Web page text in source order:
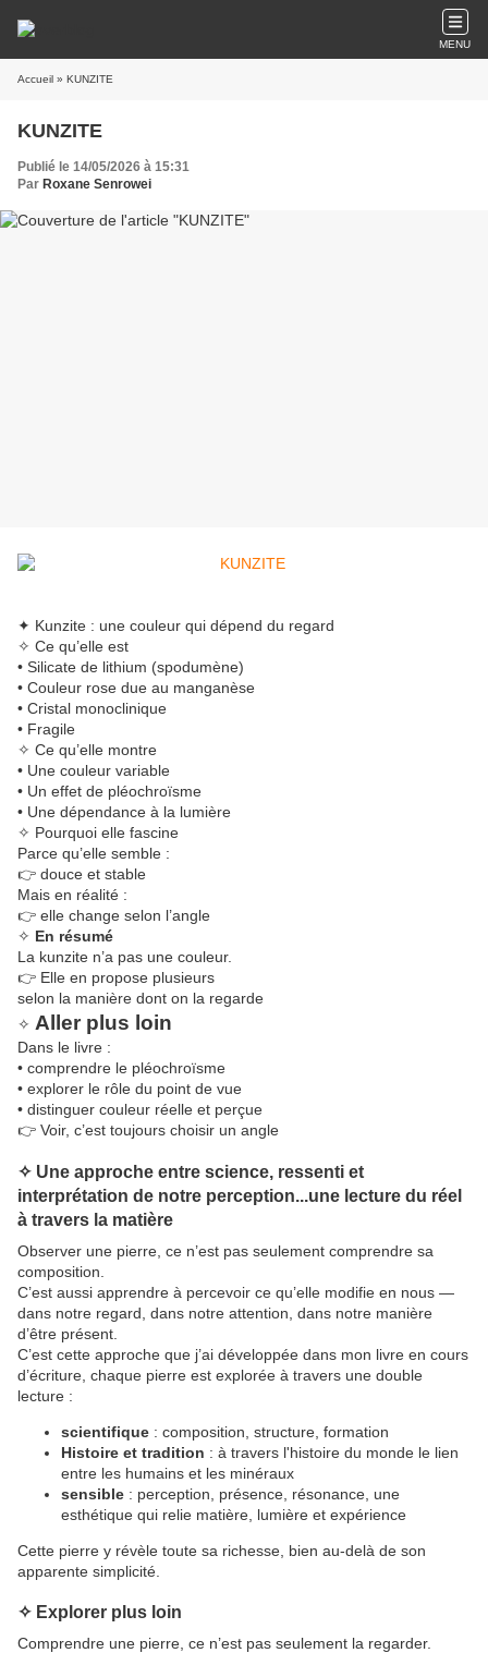
MENU
Accueil » KUNZITE
KUNZITE
Publié le 14/05/2026 à 15:31
Par Roxane Senrowei
✦ Kunzite : une couleur qui dépend du regard
✧ Ce qu’elle est
• Silicate de lithium (spodumène)
• Couleur rose due au manganèse
• Cristal monoclinique
• Fragile
✧ Ce qu’elle montre
• Une couleur variable
• Un effet de pléochroïsme
• Une dépendance à la lumière
✧ Pourquoi elle fascine
Parce qu’elle semble :
👉 douce et stable
Mais en réalité :
👉 elle change selon l’angle
✧ En résumé
La kunzite n’a pas une couleur.
👉 Elle en propose plusieurs
selon la manière dont on la regarde
✧ Aller plus loin
Dans le livre :
• comprendre le pléochroïsme
• explorer le rôle du point de vue
• distinguer couleur réelle et perçue
👉 Voir, c’est toujours choisir un angle
✧ Une approche entre science, ressenti et
interprétation de notre perception...une lecture du réel
à travers la matière
Observer une pierre, ce n’est pas seulement comprendre sa
composition.
C’est aussi apprendre à percevoir ce qu’elle modifie en nous —
dans notre regard, dans notre attention, dans notre manière
d’être présent.
C’est cette approche que j’ai développée dans mon livre en cours
d’écriture , chaque pierre est explorée à travers une double
lecture :
scientifique : composition, structure, formation
Histoire et tradition : à travers l'histoire du monde le lien
entre les humains et les minéraux
sensible : perception, présence, résonance, une
esthétique qui relie matière, lumière et expérience
Cette pierre y révèle toute sa richesse, bien au-delà de son
apparente simplicité.
✧ Explorer plus loin
Comprendre une pierre, ce n’est pas seulement la regarder.